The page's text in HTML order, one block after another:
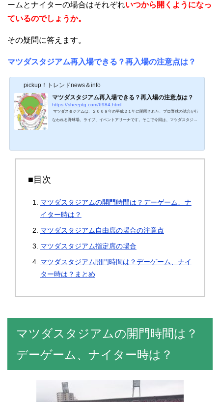
ームとナイターの場合はそれぞれいつから開くようになっ
ているのでしょうか。
その疑問に答えます。
マツダスタジアム再入場できる？再入場の注意点は？
pickup！トレンドnews＆info
マツダスタジアム再入場できる？再入場の注意点は？
https://sheeptg.com/6984.html
マツダスタジアムは、２００９年の平成２１年に開園された、プロ野球の試合が行
なわれる野球場、ライブ、イベントアリーナです。そこで今回は、マツダスタジア
■目次
マツダスタジアムの開門時間は？デーゲーム、ナ
イター時は？
マツダスタジアム自由席の場合の注意点
マツダスタジアム指定席の場合
マツダスタジアム開門時間は？デーゲーム、ナイ
ター時は？まとめ
マツダスタジアムの開門時間は？
デーゲーム、ナイター時は？